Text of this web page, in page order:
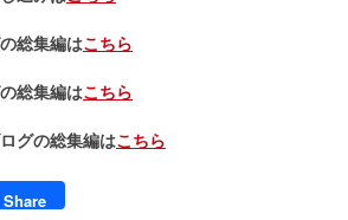
総集編はこちら
総集編はこちら
グの総集編はこちら
Share